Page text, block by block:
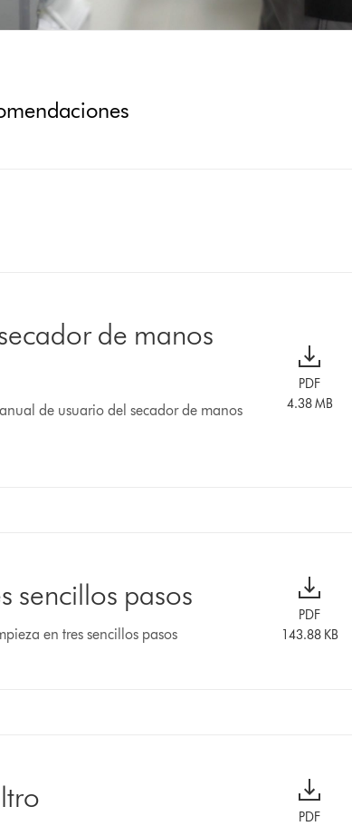
de manos
de usuario del secador de manos
PDF
4.38 MB
sencillos pasos
en tres sencillos pasos
PDF
143.88 KB
PDF